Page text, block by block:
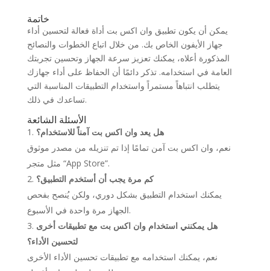
خاتمة
يمكن أن يكون تطبيق وان اكس بت أداة فعالة لتحسين أداء
جهاز الأيفون الخاص بك. من خلال اتباع الخطوات والنصائح
المذكورة أعلاه، يمكنك تعزيز سرعة الجهاز وتحسين تجربتك
العامة في استخدامه. تذكر دائمًا أن الحفاظ على أداء جهازك
يتطلب انتباهاً مستمراً واستخدام التطبيقات المناسبة التي
تساعدك في ذلك.
الأسئلة الشائعة
هل يعد وان اكس بت آمناً للاستخدام؟
نعم، وان اكس بت آمن تمامًا إذا تم تنزيله من مصدر موثوق
مثل متجر “App Store”.
كم مرة يجب أن أستخدم التطبيق؟
يمكنك استخدام التطبيق بشكل دوري، ولكن يُنصح بفحص
الجهاز مرة واحدة في الأسبوع.
هل يمكنني استخدام وان اكس بت مع تطبيقات أخرى
لتحسين الأداء؟
نعم، يمكنك استخدامه مع تطبيقات تحسين الأداء الأخرى